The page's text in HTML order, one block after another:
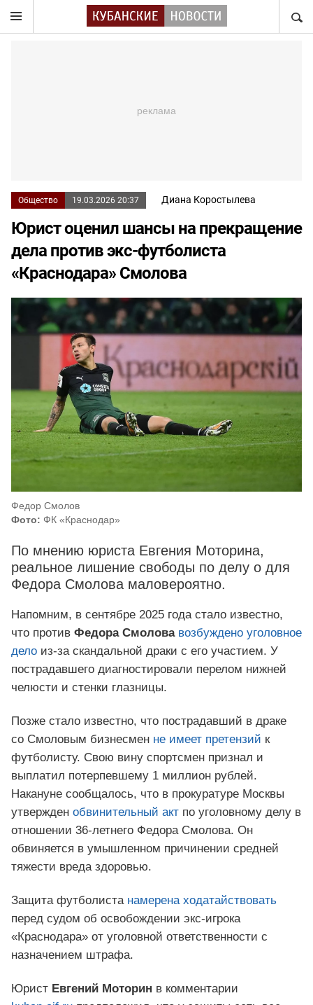
Общество 19.03.2026 20:37 Диана Коростылева
Юрист оценил шансы на прекращение
дела против экс-футболиста
«Краснодара» Смолова
Федор Смолов
Фото: ФК «Краснодар»
По мнению юриста Евгения Моторина,
реальное лишение свободы по делу о для
Федора Смолова маловероятно.
Напомним, в сентябре 2025 года стало известно,
что против Федора Смолова возбуждено уголовное
дело из-за скандальной драки с его участием. У
пострадавшего диагностировали перелом нижней
челюсти и стенки глазницы.
Позже стало известно, что пострадавший в драке
со Смоловым бизнесмен не имеет претензий к
футболисту. Свою вину спортсмен признал и
выплатил потерпевшему 1 миллион рублей.
Накануне сообщалось, что в прокуратуре Москвы
утвержден обвинительный акт по уголовному делу в
отношении 36-летнего Федора Смолова. Он
обвиняется в умышленном причинении средней
тяжести вреда здоровью.
Защита футболиста намерена ходатайствовать
перед судом об освобождении экс-игрока
«Краснодара» от уголовной ответственности с
назначением штрафа.
Юрист Евгений Моторин в комментарии